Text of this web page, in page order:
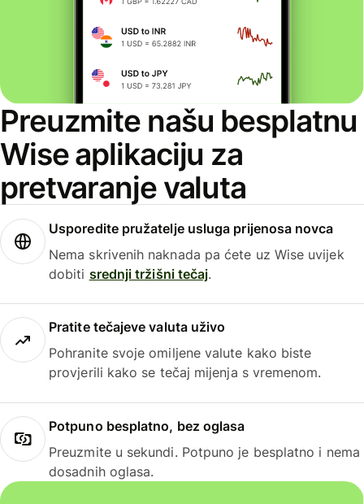
Preuzmite našu besplatnu
Wise aplikaciju za
pretvaranje valuta
Usporedite pružatelje usluga prijenosa novca
Nema skrivenih naknada pa ćete uz Wise uvijek
dobiti srednji tržišni tečaj.
Pratite tečajeve valuta uživo
Pohranite svoje omiljene valute kako biste
provjerili kako se tečaj mijenja s vremenom.
Potpuno besplatno, bez oglasa
Preuzmite u sekundi. Potpuno je besplatno i nema
dosadnih oglasa.